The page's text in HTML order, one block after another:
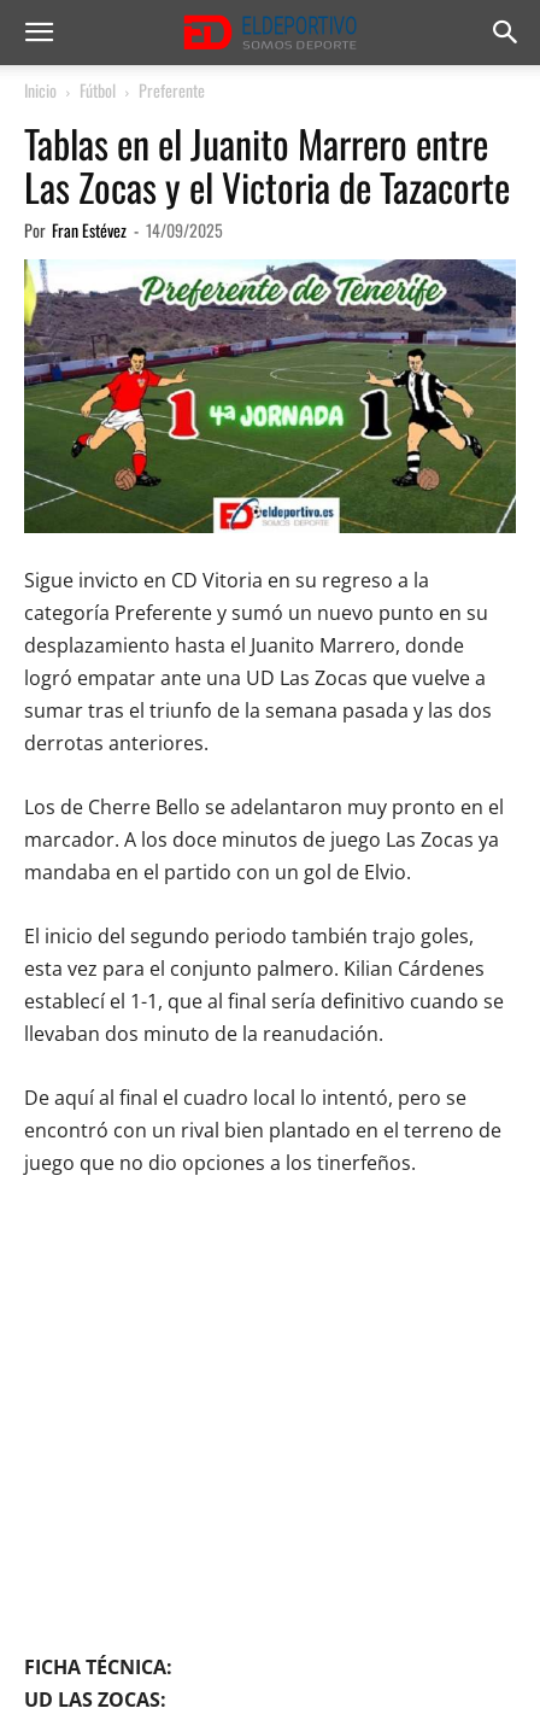
Inicio Fútbol Preferente
Tablas en el Juanito Marrero entre
Las Zocas y el Victoria de Tazacorte
Por Fran Estévez - 14/09/2025
Sigue invicto en CD Vitoria en su regreso a la
categoría Preferente y sumó un nuevo punto en su
desplazamiento hasta el Juanito Marrero, donde
logró empatar ante una UD Las Zocas que vuelve a
sumar tras el triunfo de la semana pasada y las dos
derrotas anteriores.
Los de Cherre Bello se adelantaron muy pronto en el
marcador. A los doce minutos de juego Las Zocas ya
mandaba en el partido con un gol de Elvio.
El inicio del segundo periodo también trajo goles,
esta vez para el conjunto palmero. Kilian Cárdenes
establecí el 1-1, que al final sería definitivo cuando se
llevaban dos minuto de la reanudación.
De aquí al final el cuadro local lo intentó, pero se
encontró con un rival bien plantado en el terreno de
juego que no dio opciones a los tinerfeños.
FICHA TÉCNICA:
UD LAS ZOCAS: